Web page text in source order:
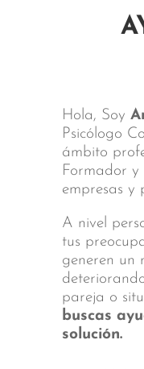
Hola, Soy
Psicólogo
ámbito
Formador y
empresas y
A nivel
tus
generen un
pareja o
buscas
solución.